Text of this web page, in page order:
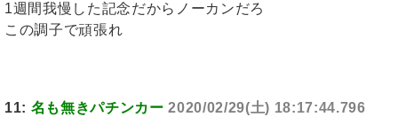
1週間我慢した記念だからノーカンだろ
この調子で頑張れ
11: 名も無きパチンカー 2020/02/29(土) 18:17:44.796